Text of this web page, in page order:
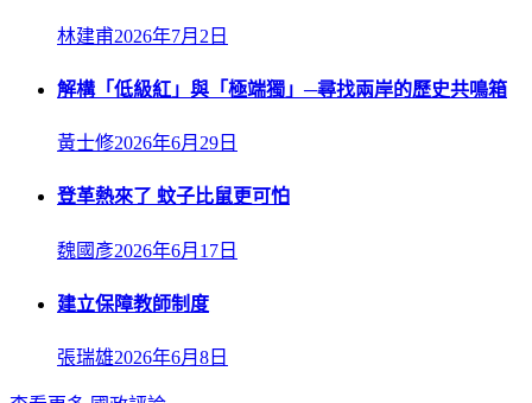
林建甫2026年7月2日
解構「低級紅」與「極端獨」─尋找兩岸的歷史共鳴箱
黃士修2026年6月29日
登革熱來了 蚊子比鼠更可怕
魏國彥2026年6月17日
建立保障教師制度
張瑞雄2026年6月8日